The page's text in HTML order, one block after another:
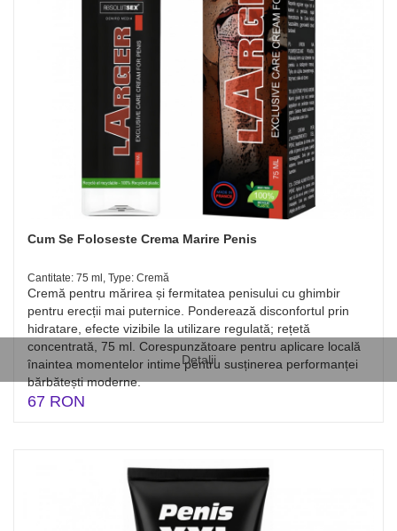
Detalii
Cum Se Foloseste Crema Marire Penis
Cantitate: 75 ml, Type: Cremă
Cremă pentru mărirea și fermitatea penisului cu ghimbir
pentru erecții mai puternice. Ponderează disconfortul prin
hidratare, efecte vizibile la utilizare regulată; rețetă
concentrată, 75 ml. Corespunzătoare pentru aplicare locală
înaintea momentelor intime pentru susținerea performanței
bărbătești moderne.
67 RON